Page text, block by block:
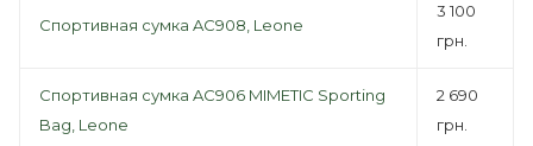
Спортивная сумка AC908, Leone
3 100
грн.
Спортивная сумка AC906 MIMETIC Sporting
Bag, Leone
2 690
грн.